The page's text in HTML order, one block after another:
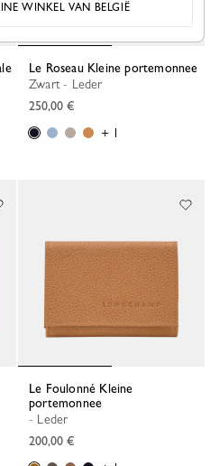
Le Roseau Kleine portemonnee
Zwart - Leder
250,00 €
+ 1
Le Foulonné Kleine
portemonnee
- Leder
200,00 €
WINKEL VAN BELGIË